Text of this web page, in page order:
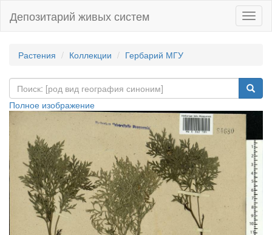
Депозитарий живых систем
Растения Коллекции Гербарий МГУ
Полное изображение